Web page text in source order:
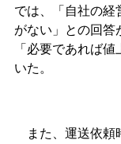
では、「自社の経
がない」との回答
「必要であれば
いた。
また、運送依頼